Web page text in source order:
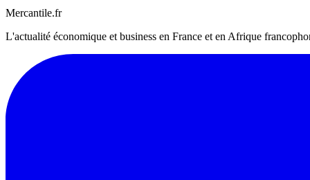
Mercantile.fr
L'actualité économique et business en France et en Afrique